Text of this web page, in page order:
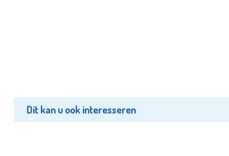
Dit kan u ook interesseren